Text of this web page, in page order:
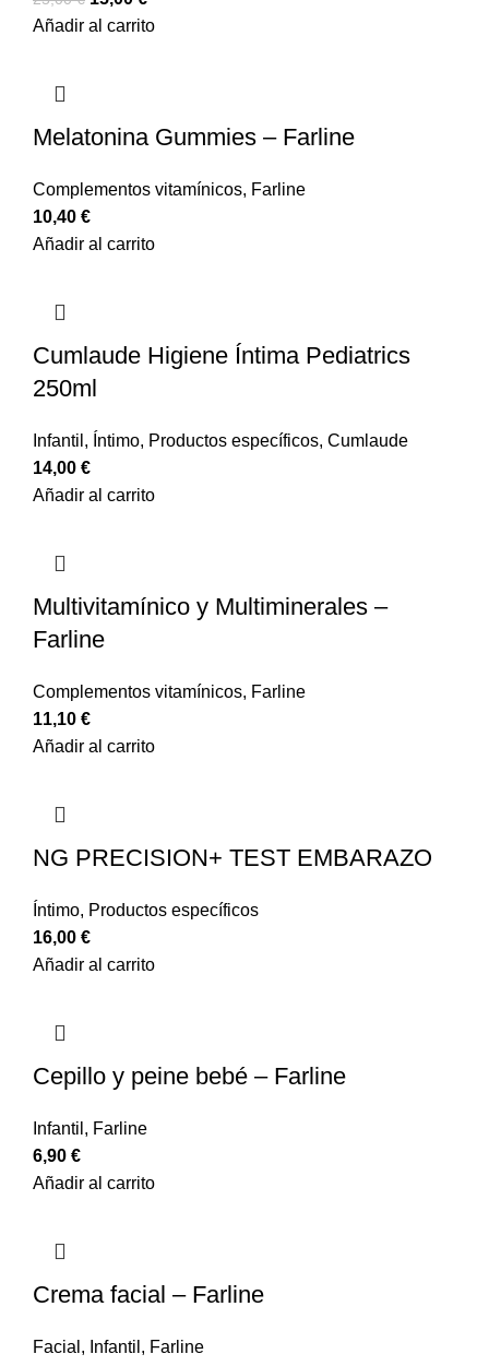
Añadir al carrito
Melatonina Gummies – Farline
Complementos vitamínicos, Farline
10,40 €
Añadir al carrito
Cumlaude Higiene Íntima Pediatrics
250ml
Infantil , Íntimo, Productos específicos, Cumlaude
14,00 €
Añadir al carrito
Multivitamínico y Multiminerales –
Farline
Complementos vitamínicos, Farline
11,10 €
Añadir al carrito
NG PRECISION+ TEST EMBARAZO
Íntimo, Productos específicos
16,00 €
Añadir al carrito
Cepillo y peine bebé – Farline
Infantil , Farline
6,90 €
Añadir al carrito
Crema facial – Farline
Facial , Infantil , Farline